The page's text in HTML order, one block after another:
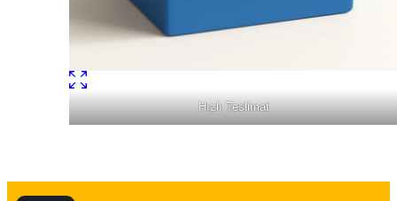
Tabelacıdan Çok Daha Fazlası